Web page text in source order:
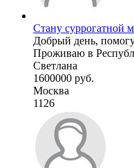
Стану суррогатной
Добрый день, помогу
Проживаю в
Светлана
1600000 руб.
Москва
1126